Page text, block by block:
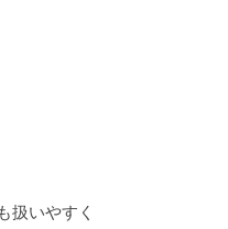
扱いやすく